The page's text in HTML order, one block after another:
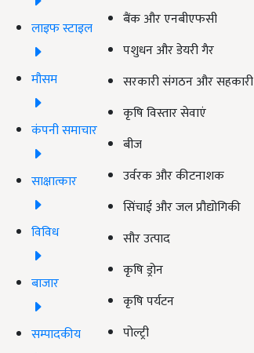
लाइफ स्टाइल
मौसम
कंपनी समाचार
साक्षात्कार
विविध
बाजार
सम्पादकीय
बैंक और एनबीएफसी
पशुधन और डेयरी गैर
सरकारी संगठन और सहकारी
कृषि विस्तार सेवाएं
बीज
उर्वरक और कीटनाशक
सिंचाई और जल प्रौद्योगिकी
सौर उत्पाद
कृषि ड्रोन
कृषि पर्यटन
पोल्ट्री